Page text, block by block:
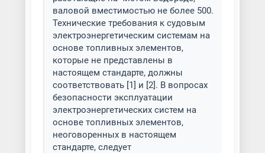
валовой вместимостью не более 500.
Технические требования к судовым
электроэнергетическим системам на
основе топливных элементов,
которые не представлены в
настоящем стандарте, должны
соответствовать [1] и [2]. В вопросах
безопасности эксплуатации
электроэнергетических систем на
основе топливных элементов,
неоговоренных в настоящем
стандарте, следует